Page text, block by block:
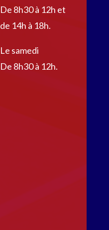
De 8h30 à 12h et
de 14h à 18h.
Le samedi
De 8h30 à 12h.